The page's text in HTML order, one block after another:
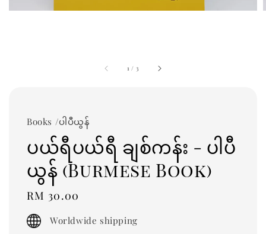
1 / 3
Books /ပါပီယွန်
ပယ်ရီပယ်ရီ ချစ်ကန်း - ပါပီ
ယွန် (Burmese Book)
Regular
price
RM 30.00
Worldwide shipping